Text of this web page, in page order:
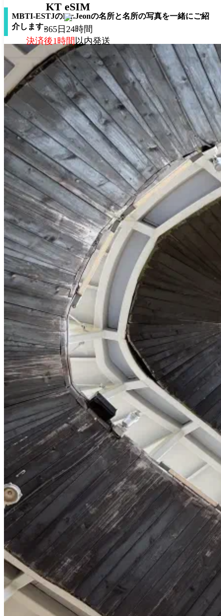
KT eSIM
365日24時間
決済後1時間以内発送
MBTI-ESTJのMr.Jeonの名所と名所の写真を一緒にご紹
介します。